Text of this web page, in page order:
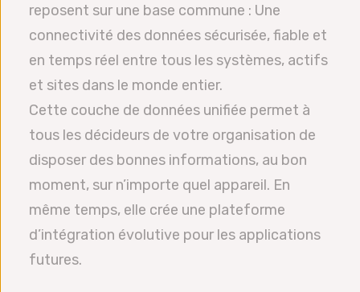
reposent sur une base commune : Une
connectivité des données sécurisée, fiable et
en temps réel entre tous les systèmes, actifs
et sites dans le monde entier.
Cette couche de données unifiée permet à
tous les décideurs de votre organisation de
disposer des bonnes informations, au bon
moment, sur n’importe quel appareil. En
même temps, elle crée une plateforme
d’intégration évolutive pour les applications
futures.